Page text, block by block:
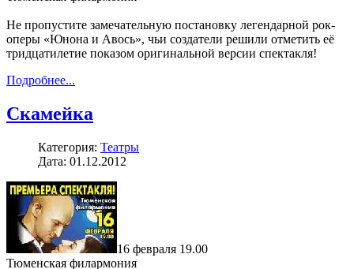
Не пропустите замечательную постановку легендарной рок-
оперы «Юнона и Авось», чьи создатели решили отметить её
тридцатилетие показом оригинальной версии спектакля!
Подробнее...
Скамейка
Категория: Театры
Дата: 01.12.2012
16 февраля 19.00
Тюменская филармония